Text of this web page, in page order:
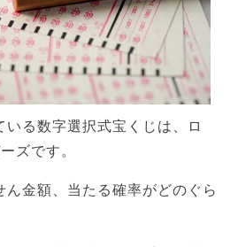
いる数字選択式宝くじは、ロ
ズです。
ん金額、当たる確率がどのぐら